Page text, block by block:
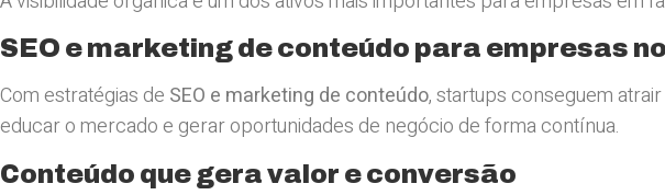
SEO e marketing de conteúdo para empresas
Com estratégias de SEO e marketing de conteúdo, startups conseguem
educar o mercado e gerar oportunidades de negócio de forma contínua.
Conteúdo que gera valor e conversão